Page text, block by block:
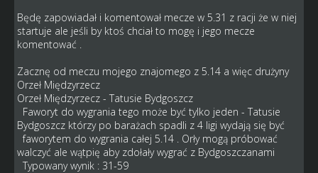
Będę zapowiadał i komentował mecze w 5.31 z racji że w niej
startuje ale jeśli by ktoś chciał to mogę i jego mecze
komentować .
Zacznę od meczu mojego znajomego z 5.14 a więc drużyny
Orzeł Międzyrzecz
Orzeł Międzyrzecz - Tatusie Bydgoszcz
Faworyt do wygrania tego może być tylko jeden - Tatusie
Bydgoszcz którzy po barażach spadli z 4 ligi wydają się być
faworytem do wygrania całej 5.14 . Orły mogą próbować
walczyć ale wątpię aby zdołały wygrać z Bydgoszczanami
Typowany wynik : 31-59